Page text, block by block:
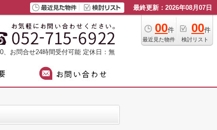
最終更新：2026年08月07日
00件
最近見た物件
00件
検討リスト
、お問合せ24時間受付可能 定休日：無